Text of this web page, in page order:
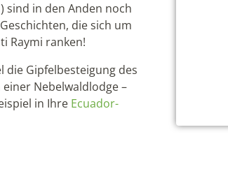
sind in den Anden noch
die sich um
Raymi ranken!
die Gipfelbesteigung des
Nebelwaldlodge –
in Ihre Ecuador-